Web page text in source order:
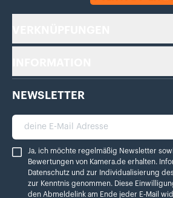
NEWSLETTER
deine E-Mail Adresse
Ja, ich möchte regelmäßig Newsletter sowie
Ja, ich möchte regelmäßig Newsletter
Bewertungen von Kamera.de erhalten.
Datenschutz und zur Individualisierung
zur Kenntnis genommen. Diese
den Abmeldelink am Ende jeder E-Mail